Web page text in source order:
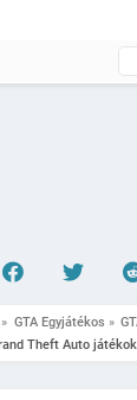
» GTA Egyjátékos »
Theft Auto